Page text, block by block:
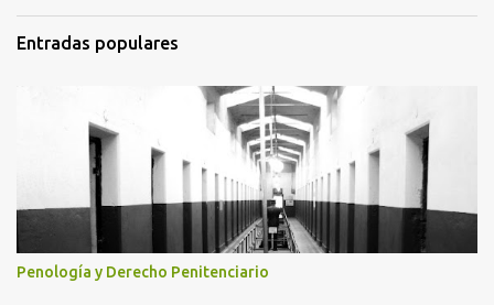
Entradas populares
Penología y Derecho Penitenciario